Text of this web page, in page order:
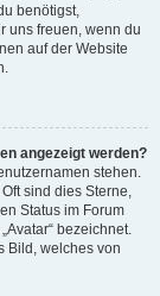
benötigst,
uns freuen, wenn du
auf der Website
angezeigt werden?
stehen.
sind dies Sterne,
Status im Forum
bezeichnet.
Bild, welches von